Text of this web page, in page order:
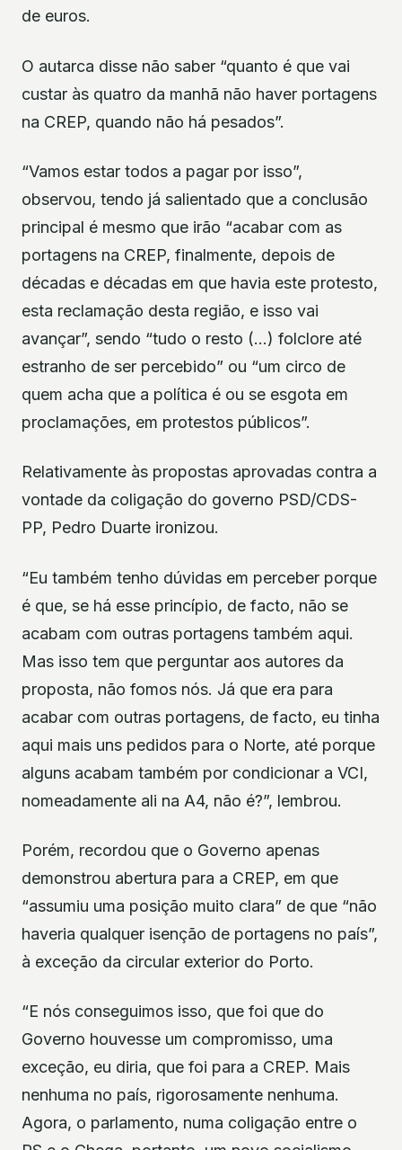
de euros.
O autarca disse não saber “quanto é que vai
custar às quatro da manhã não haver portagens
na CREP, quando não há pesados”.
“Vamos estar todos a pagar por isso”,
observou, tendo já salientado que a conclusão
principal é mesmo que irão “acabar com as
portagens na CREP, finalmente, depois de
décadas e décadas em que havia este protesto,
esta reclamação desta região, e isso vai
avançar”, sendo “tudo o resto (…) folclore até
estranho de ser percebido” ou “um circo de
quem acha que a política é ou se esgota em
proclamações, em protestos públicos”.
Relativamente às propostas aprovadas contra a
vontade da coligação do governo PSD/CDS-
PP, Pedro Duarte ironizou.
“Eu também tenho dúvidas em perceber porque
é que, se há esse princípio, de facto, não se
acabam com outras portagens também aqui.
Mas isso tem que perguntar aos autores da
proposta, não fomos nós. Já que era para
acabar com outras portagens, de facto, eu tinha
aqui mais uns pedidos para o Norte, até porque
alguns acabam também por condicionar a VCI,
nomeadamente ali na A4, não é?”, lembrou.
Porém, recordou que o Governo apenas
demonstrou abertura para a CREP, em que
“assumiu uma posição muito clara” de que “não
haveria qualquer isenção de portagens no país”,
à exceção da circular exterior do Porto.
“E nós conseguimos isso, que foi que do
Governo houvesse um compromisso, uma
exceção, eu diria, que foi para a CREP. Mais
nenhuma no país, rigorosamente nenhuma.
Agora, o parlamento, numa coligação entre o